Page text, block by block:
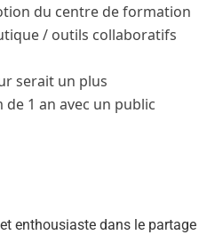
du centre de formation
/ outils collaboratifs
serait un plus
1 an avec un public
enthousiaste dans le partage